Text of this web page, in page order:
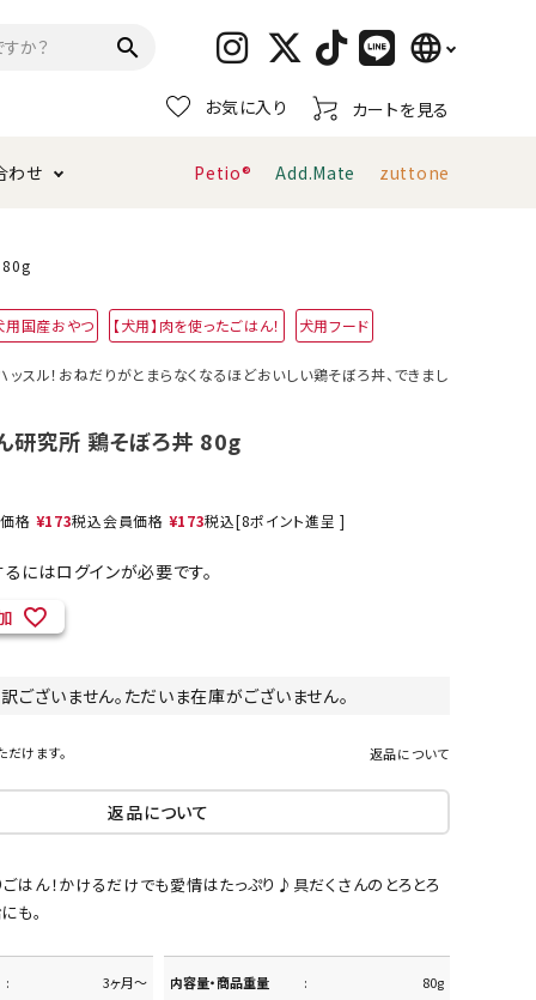
search language
日本語
English
お気に入り カートを見る
キャリーバッグ
おもちゃ
わせ Petio® Add.Mate zuttone
80g
用国産おやつ 【犬用】肉を使ったごはん！ 犬用フード
スル！おねだりがとまらなくなるほどおいしい鶏そぼろ丼、できまし
研究所 鶏そぼろ丼 80g
格 ¥173税込会員価格 ¥173税込[8ポイント進呈 ]
にはログインが必要です。
ございません。ただいま在庫がございません。
けます。 返品について
返品について
はん！かけるだけでも愛情はたっぷり♪具だくさんのとろとろ
も。
3ヶ月～ 内容量・商品重量 80g